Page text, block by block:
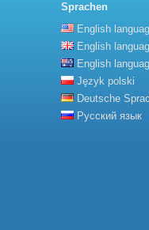
Sprachen
English
English
English
Język polski
Deutsche
Русский язык